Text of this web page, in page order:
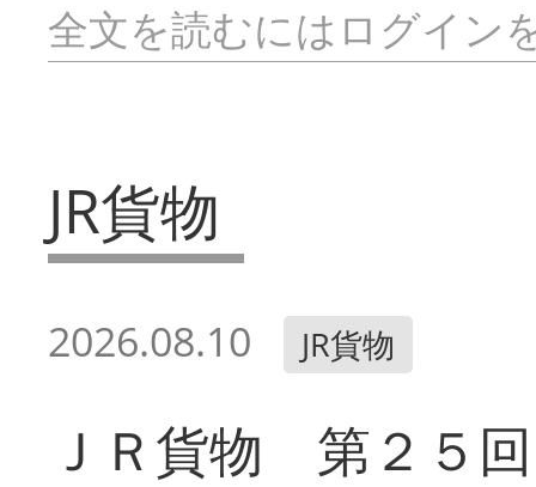
全文を読むにはログイン
JR貨物
2026.08.10 JR貨物
ＪＲ貨物 第２５